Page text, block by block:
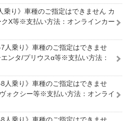
乗り》車種のご指定はできません カ
X等※支払い方法：オンラインカー
人乗り》車種のご指定はできませ
ンタ/プリウスα等※支払い方法：
人乗り》車種のご指定はできませ
ォクシー等※支払い方法：オンライ